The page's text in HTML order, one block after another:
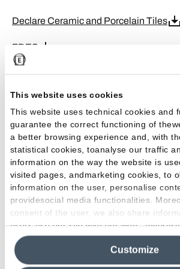
This website uses cookies
This website uses technical cookies and
guarantee the correct functioning of
a better browsing experience and, with
statistical cookies, toanalyse our traffic
information on the way the website is
visited pages, andmarketing cookies, to
information on the user, personalise
providesocial media functionalities.
consent of the user, we also share
users use our site with our web,
media analytics partners, who may
information in their possession. By
clicking on "Reject", it will be possible
Customize
Declare Ceramic and Porcelain Tiles
FDES
LEED Credits
EPD Ceramic Tiles
GPP
ISO 9001
ISO 45001
ISO 14001